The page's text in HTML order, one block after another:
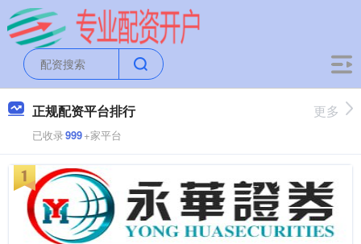
正规配资平台排行
已收录999+家平台
更多